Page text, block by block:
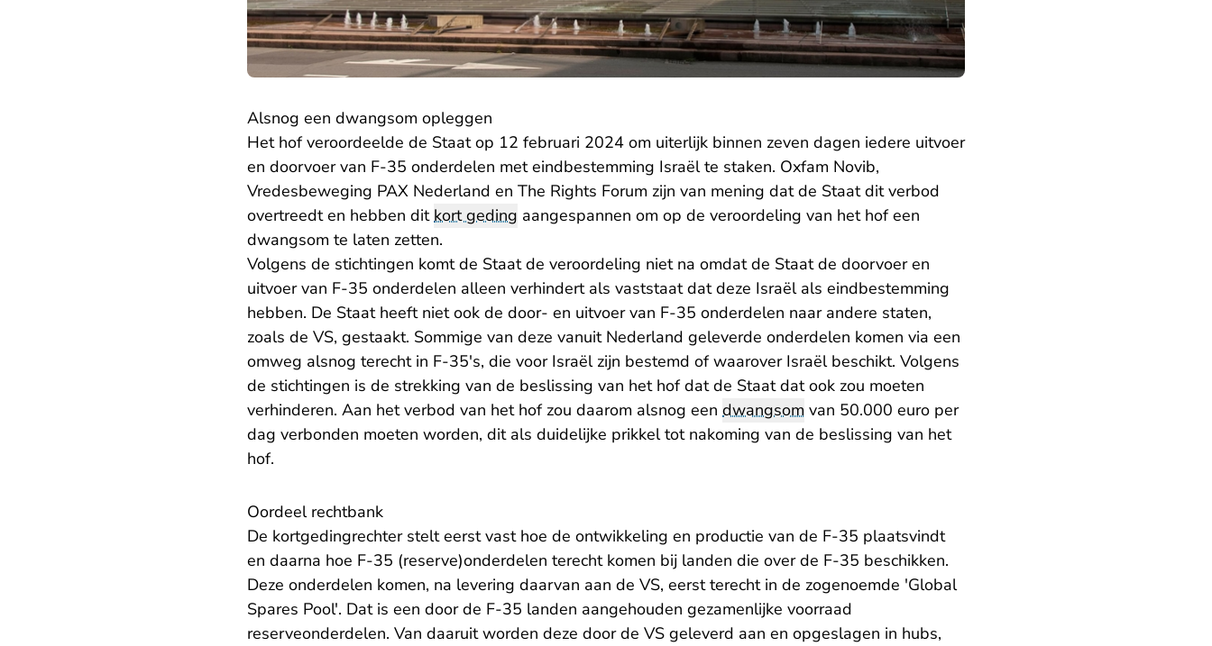
Alsnog een dwangsom opleggen
Het hof veroordeelde de Staat op 12 februari 2024 om uiterlijk binnen zeven dagen iedere uitvoer
en doorvoer van F-35 onderdelen met eindbestemming Israël te staken. Oxfam Novib,
Vredesbeweging PAX Nederland en The Rights Forum zijn van mening dat de Staat dit verbod
overtreedt en hebben ditkort geding aangespannen om op de veroordeling van het hof een
dwangsom te laten zetten.
Volgens de stichtingen komt de Staat de veroordeling niet na omdat de Staat de doorvoer en
uitvoer van F-35 onderdelen alleen verhindert als vaststaat dat deze Israël als eindbestemming
hebben. De Staat heeft niet ook de door- en uitvoer van F-35 onderdelen naar andere staten,
zoals de VS, gestaakt. Sommige van deze vanuit Nederland geleverde onderdelen komen via een
omweg alsnog terecht in F-35's, die voor Israël zijn bestemd of waarover Israël beschikt. Volgens
de stichtingen is de strekking van de beslissing van het hof dat de Staat dat ook zou moeten
verhinderen. Aan het verbod van het hof zou daarom alsnog een dwangsom van 50.000 euro per
dag verbonden moeten worden, dit als duidelijke prikkel tot nakoming van de beslissing van het
hof.
Oordeel rechtbank
De kortgedingrechter stelt eerst vast hoe de ontwikkeling en productie van de F-35 plaatsvindt
en daarna hoe F-35 (reserve)onderdelen terecht komen bij landen die over de F-35 beschikken.
Deze onderdelen komen, na levering daarvan aan de VS, eerst terecht in de zogenoemde 'Global
Spares Pool'. Dat is een door de F-35 landen aangehouden gezamenlijke voorraad
reserveonderdelen. Van daaruit worden deze door de VS geleverd aan en opgeslagen in hubs,